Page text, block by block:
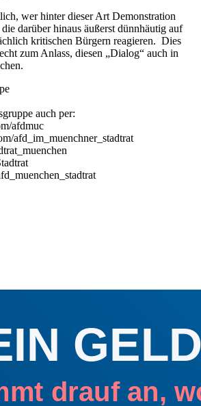
wer hinter dieser Art Demonstration
darüber hinaus äußerst dünnhäutig auf
kritischen Bürgern reagieren. Dies
zum Anlass, diesen „Dialog“ auch in
auch per:
afdmuc
afd_im_muenchner_stadtrat